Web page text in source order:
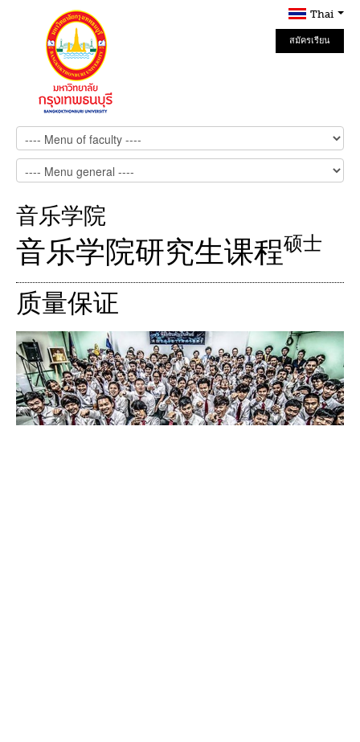
Thai
สมัครเรียน
Online
音乐学院
硕士
音乐学院研究生课程
质量保证